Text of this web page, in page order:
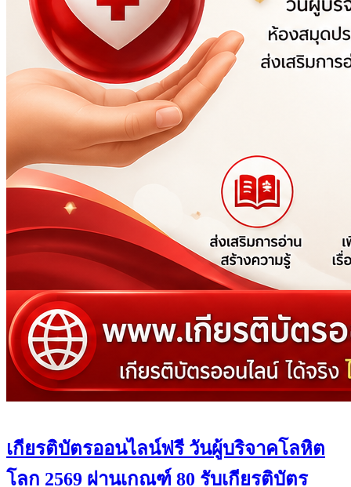
เกียรติบัตรออนไลน์ฟรี วันผู้บริจาคโลหิต
โลก 2569 ผ่านเกณฑ์ 80 รับเกียรติบัตร